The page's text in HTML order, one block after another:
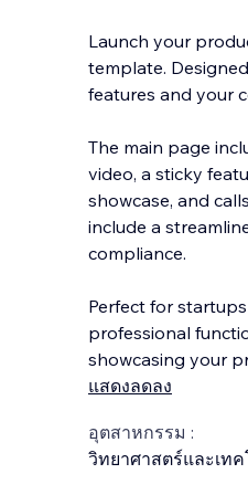
Launch your
template.
features and your
The main page
video, a sticky
showcase, and
include a
compliance.
Perfect for
professional
showcasing your
แสดงลดลง
อุตสาหกรรม :
วิทยาศาสตร์และเท